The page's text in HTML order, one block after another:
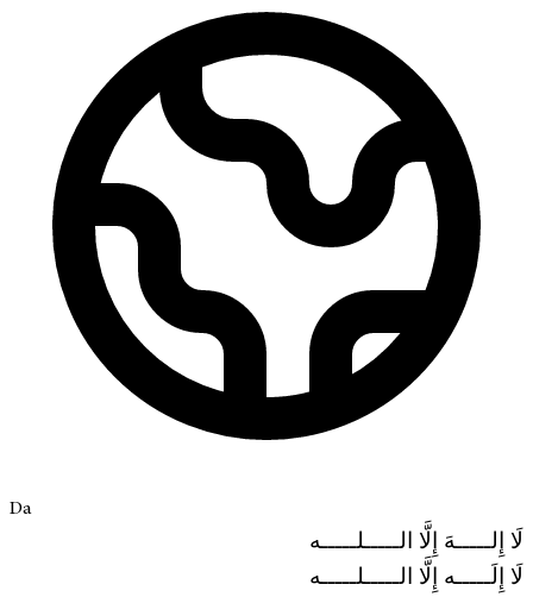
Da
لَا إِلـــــهَ إِلَّا الـــــلـــــه
لَا إِلَـــــه إِلَّا الـــــلـــــه